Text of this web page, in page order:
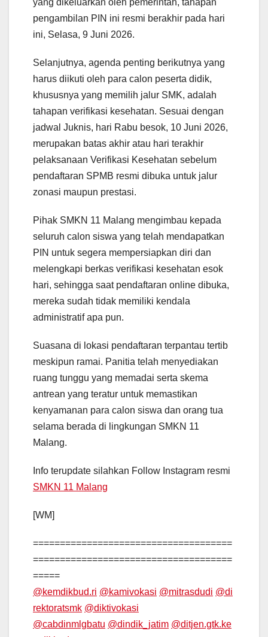
yang dikeluarkan oleh pemerintah, tahapan
pengambilan PIN ini resmi berakhir pada hari
ini, Selasa, 9 Juni 2026.
Selanjutnya, agenda penting berikutnya yang
harus diikuti oleh para calon peserta didik,
khususnya yang memilih jalur SMK, adalah
tahapan verifikasi kesehatan. Sesuai dengan
jadwal Juknis, hari Rabu besok, 10 Juni 2026,
merupakan batas akhir atau hari terakhir
pelaksanaan Verifikasi Kesehatan sebelum
pendaftaran SPMB resmi dibuka untuk jalur
zonasi maupun prestasi.
Pihak SMKN 11 Malang mengimbau kepada
seluruh calon siswa yang telah mendapatkan
PIN untuk segera mempersiapkan diri dan
melengkapi berkas verifikasi kesehatan esok
hari, sehingga saat pendaftaran online dibuka,
mereka sudah tidak memiliki kendala
administratif apa pun.
Suasana di lokasi pendaftaran terpantau tertib
meskipun ramai. Panitia telah menyediakan
ruang tunggu yang memadai serta skema
antrean yang teratur untuk memastikan
kenyamanan para calon siswa dan orang tua
selama berada di lingkungan SMKN 11
Malang.
Info terupdate silahkan Follow Instagram resmi
SMKN 11 Malang
[WM]
=====================================
=====================================
=====
@kemdikbud.ri @kamivokasi @mitrasdudi @di
rektoratsmk @diktivokasi
@cabdinmlgbatu @dindik_jatim @ditjen.gtk.ke